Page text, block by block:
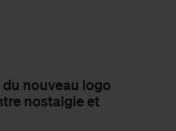
nouveau logo
nostalgie et